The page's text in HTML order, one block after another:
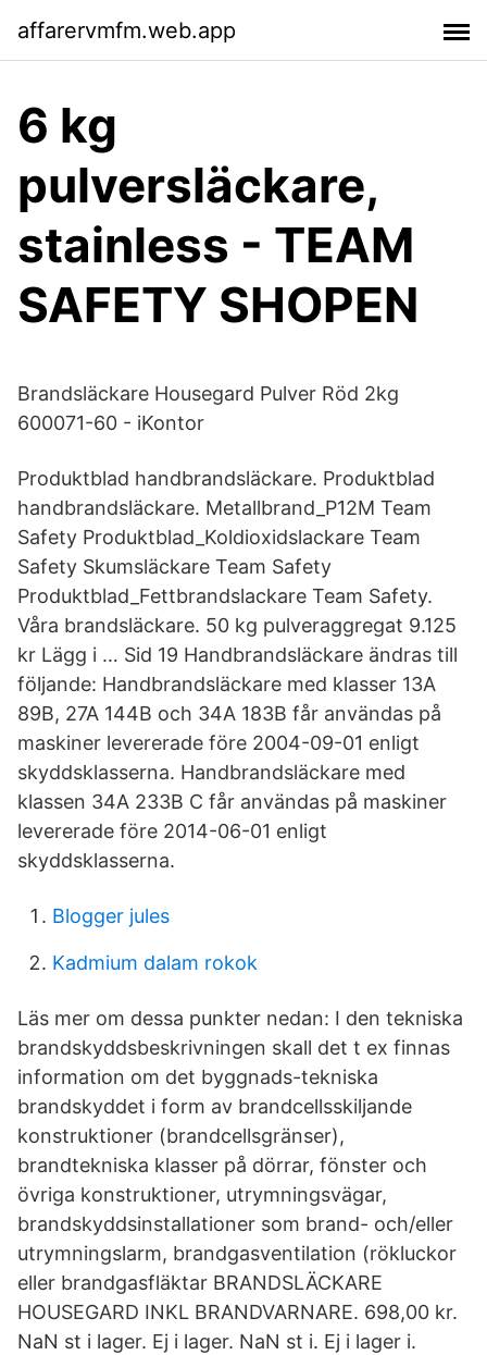
affarervmfm.web.app
6 kg
pulversläckare,
stainless - TEAM
SAFETY SHOPEN
Brandsläckare Housegard Pulver Röd 2kg
600071-60 - iKontor
Produktblad handbrandsläckare. Produktblad
handbrandsläckare. Metallbrand_P12M Team
Safety Produktblad_Koldioxidslackare Team
Safety Skumsläckare Team Safety
Produktblad_Fettbrandslackare Team Safety.
Våra brandsläckare. 50 kg pulveraggregat 9.125
kr Lägg i … Sid 19 Handbrandsläckare ändras till
följande: Handbrandsläckare med klasser 13A
89B, 27A 144B och 34A 183B får användas på
maskiner levererade före 2004-09-01 enligt
skyddsklasserna. Handbrandsläckare med
klassen 34A 233B C får användas på maskiner
levererade före 2014-06-01 enligt
skyddsklasserna.
Blogger jules
Kadmium dalam rokok
Läs mer om dessa punkter nedan: I den tekniska
brandskyddsbeskrivningen skall det t ex finnas
information om det byggnads-tekniska
brandskyddet i form av brandcellsskiljande
konstruktioner (brandcellsgränser),
brandtekniska klasser på dörrar, fönster och
övriga konstruktioner, utrymningsvägar,
brandskyddsinstallationer som brand- och/eller
utrymningslarm, brandgasventilation (rökluckor
eller brandgasfläktar BRANDSLÄCKARE
HOUSEGARD INKL BRANDVARNARE. 698,00 kr.
NaN st i lager. Ej i lager. NaN st i. Ej i lager i.